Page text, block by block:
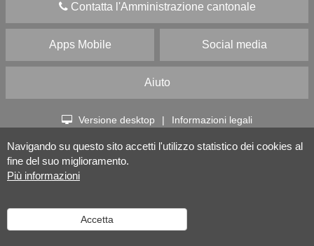
Navigando su questo sito accetti l'utilizzo statistico dei cookies al
fine del suo miglioramento.
Più informazioni
Accetta
Contatta l'Amministrazione cantonale
Apps Mobile Social media
Aiuto
Versione desktop | Informazioni legali